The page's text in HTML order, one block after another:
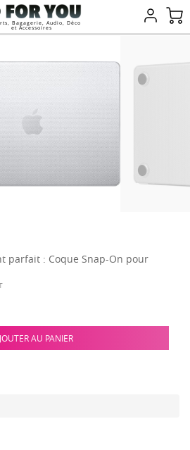
Bagagerie, Audio, Déco
et Accessoires
parfait : Coque Snap-On pour
AU PANIER